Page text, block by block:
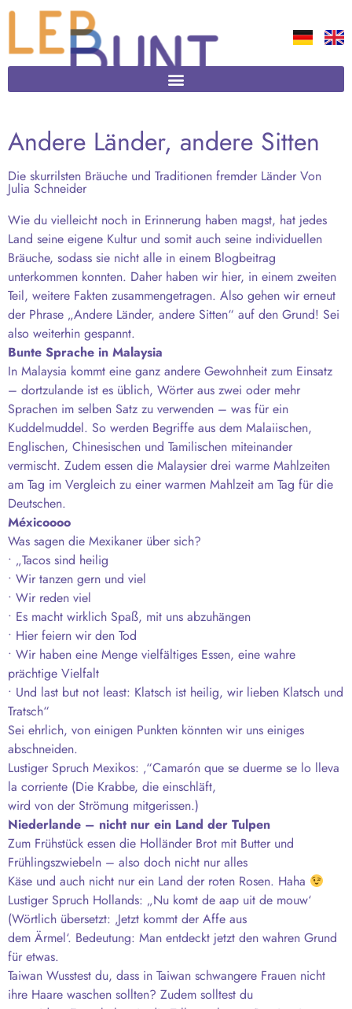
Andere Länder, andere Sitten
Die skurrilsten Bräuche und Traditionen fremder Länder Von
Julia Schneider
Wie du vielleicht noch in Erinnerung haben magst, hat jedes
Land seine eigene Kultur und somit auch seine individuellen
Bräuche, sodass sie nicht alle in einem Blogbeitrag
unterkommen konnten. Daher haben wir hier, in einem zweiten
Teil, weitere Fakten zusammengetragen. Also gehen wir erneut
der Phrase „Andere Länder, andere Sitten“ auf den Grund! Sei
also weiterhin gespannt.
Bunte Sprache in Malaysia
In Malaysia kommt eine ganz andere Gewohnheit zum Einsatz
– dortzulande ist es üblich, Wörter aus zwei oder mehr
Sprachen im selben Satz zu verwenden – was für ein
Kuddelmuddel. So werden Begriffe aus dem Malaiischen,
Englischen, Chinesischen und Tamilischen miteinander
vermischt. Zudem essen die Malaysier drei warme Mahlzeiten
am Tag im Vergleich zu einer warmen Mahlzeit am Tag für die
Deutschen.
Méxicoooo
Was sagen die Mexikaner über sich?
• „Tacos sind heilig
• Wir tanzen gern und viel
• Wir reden viel
• Es macht wirklich Spaß, mit uns abzuhängen
• Hier feiern wir den Tod
• Wir haben eine Menge vielfältiges Essen, eine wahre
prächtige Vielfalt
• Und last but not least: Klatsch ist heilig, wir lieben Klatsch und
Tratsch“
Sei ehrlich, von einigen Punkten könnten wir uns einiges
abschneiden.
Lustiger Spruch Mexikos: ‚“Camarón que se duerme se lo lleva
la corriente (Die Krabbe, die einschläft,
wird von der Strömung mitgerissen.)
Niederlande – nicht nur ein Land der Tulpen
Zum Frühstück essen die Holländer Brot mit Butter und
Frühlingszwiebeln – also doch nicht nur alles
Käse und auch nicht nur ein Land der roten Rosen. Haha
Lustiger Spruch Hollands: „Nu komt de aap uit de mouw‘
(Wörtlich übersetzt: ‚Jetzt kommt der Affe aus
dem Ärmel‘. Bedeutung: Man entdeckt jetzt den wahren Grund
für etwas.
Taiwan Wusstest du, dass in Taiwan schwangere Frauen nicht
ihre Haare waschen sollten? Zudem solltest du